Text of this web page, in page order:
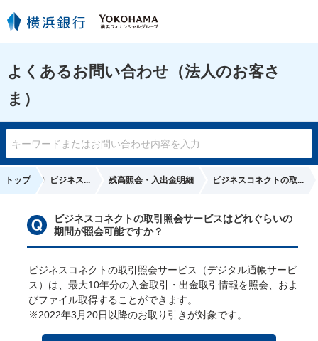
よくあるお問い合わせ（法人のお客さ
ま）
トップ
はまぎん〉ビジネス... 残高照会・入出金明細 ビジネスコネクトの取...
ビジネスコネクトの取引照会サービスはどれぐらいの
期間が照会可能ですか？
ビジネスコネクトの取引照会サービス（デジタル通帳サービ
ス）は、最大10年分の入金取引・出金取引情報を照会、およ
びファイル取得することができます。